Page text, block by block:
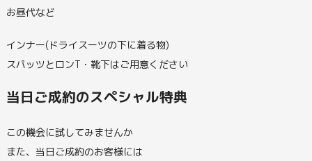
お昼代など
インナー(ドライスーツの下に着る物)
スパッツとロンT・靴下はご用意ください
当日ご成約のスペシャル特典
この機会に試してみませんか
また、当日ご成約のお客様には